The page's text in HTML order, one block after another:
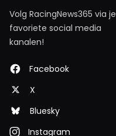
Volg RacingNews365 via je
favoriete social media
kanalen!
Facebook
X
Bluesky
Instagram